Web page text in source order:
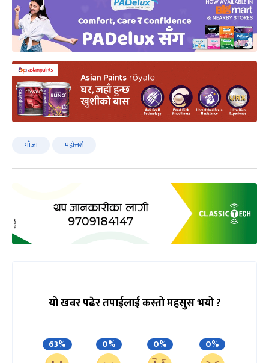
गाँजा महोत्तरी
यो खबर पढेर तपाईलाई कस्तो महसुस भयो ?
63% 0% 0% 0%